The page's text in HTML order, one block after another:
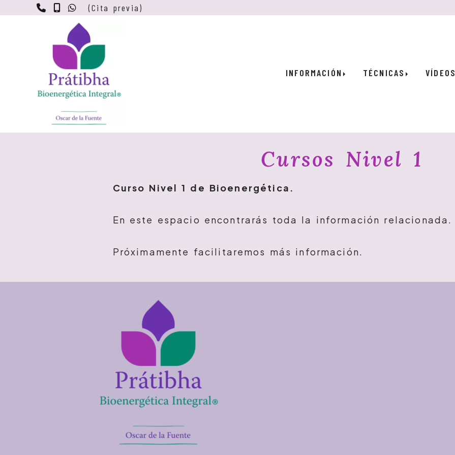
983 50 04 65
669 27 05 86
669 27 05 86
(Cita previa)
INFORMACIÓN TÉCNICAS VÍDEOS
Cursos Nivel 1
Curso Nivel 1 de Bioenergética.
En este espacio encontrarás toda la información relacionada.
Próximamente facilitaremos más información.